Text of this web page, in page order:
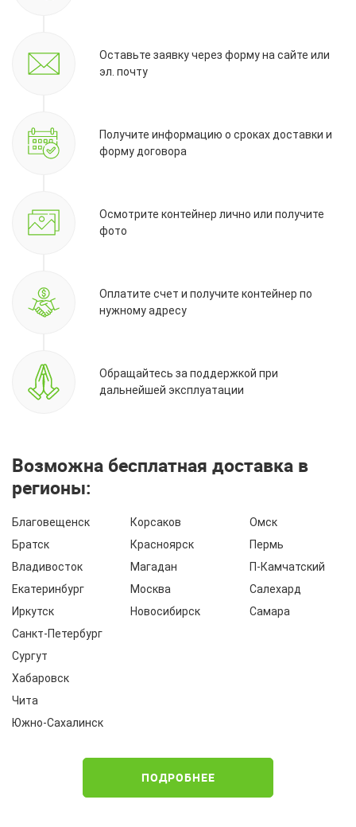
Оставьте заявку через форму на сайте или
эл. почту
Получите информацию о сроках доставки и
форму договора
Осмотрите контейнер лично или получите
фото
Оплатите счет и получите контейнер по
нужному адресу
Обращайтесь за поддержкой при
дальнейшей эксплуатации
Возможна бесплатная доставка в
регионы:
Благовещенск
Братск
Владивосток
Екатеринбург
Иркутск
Корсаков
Красноярск
Магадан
Москва
Новосибирск
Омск
Пермь
П-Камчатский
Салехард
Самара
Санкт-Петербург
Сургут
Хабаровск
Чита
Южно-Сахалинск
ПОДРОБНЕЕ